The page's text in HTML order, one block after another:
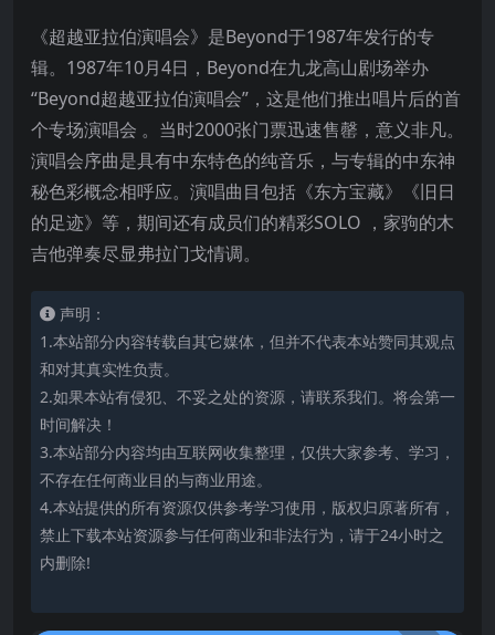
《超越亚拉伯演唱会》是Beyond于1987年发行的专
辑。1987年10月4日，Beyond在九龙高山剧场举办
“Beyond超越亚拉伯演唱会”，这是他们推出唱片后的首
个专场演唱会 。当时2000张门票迅速售罄，意义非凡。
演唱会序曲是具有中东特色的纯音乐，与专辑的中东神
秘色彩概念相呼应。演唱曲目包括《东方宝藏》《旧日
的足迹》等，期间还有成员们的精彩SOLO ，家驹的木
吉他弹奏尽显弗拉门戈情调。
声明：
1.本站部分内容转载自其它媒体，但并不代表本站赞同其观点
和对其真实性负责。
2.如果本站有侵犯、不妥之处的资源，请联系我们。将会第一
时间解决！
3.本站部分内容均由互联网收集整理，仅供大家参考、学习，
不存在任何商业目的与商业用途。
4.本站提供的所有资源仅供参考学习使用，版权归原著所有，
禁止下载本站资源参与任何商业和非法行为，请于24小时之
内删除!